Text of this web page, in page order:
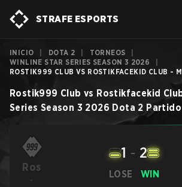
STRAFE ESPORTS
INICIO DOTA 2 TORNEOS
WINLINE STAR SERIES SEASON 3 2026
ROSTIK999 CLUB VS ROSTIKFACEKID CLUB -
Rostik999 Club vs Rostikfacekid
Series Season 3 2026 Dota 2 Partido
Ros
-
LOSE
1 - 2
WIN